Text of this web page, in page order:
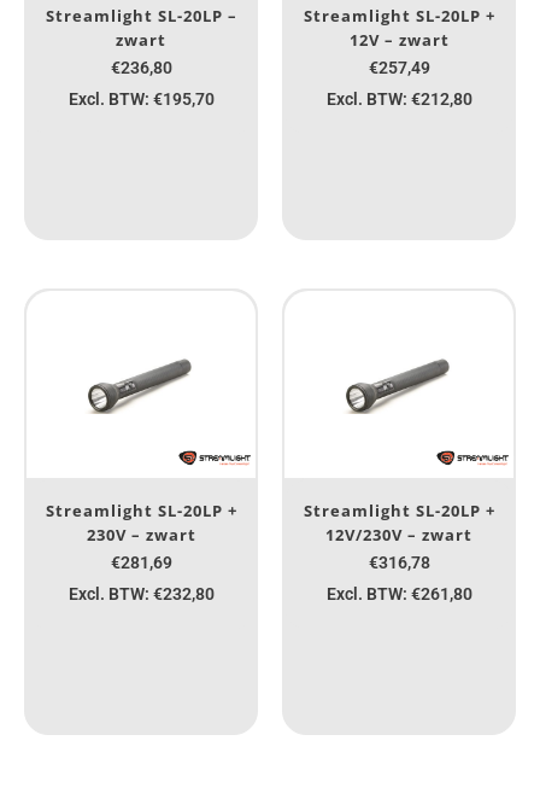
Streamlight SL-20LP –
zwart
€236,80
Excl. BTW: €195,70
Streamlight SL-20LP +
12V – zwart
€257,49
Excl. BTW: €212,80
Streamlight SL-20LP +
230V – zwart
€281,69
Excl. BTW: €232,80
Streamlight SL-20LP +
12V/230V – zwart
€316,78
Excl. BTW: €261,80